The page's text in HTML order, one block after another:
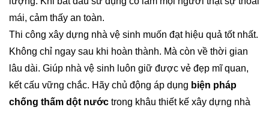
mái, cảm thấy an toàn.
Thi công xây dựng nhà vệ sinh muốn đạt hiệu quả tốt nhất.
Không chỉ ngay sau khi hoàn thành. Mà còn về thời gian
lâu dài. Giúp nhà vệ sinh luôn giữ được vẻ đẹp mĩ quan,
kết cấu vững chắc. Hãy chủ động áp dụng biện pháp
chống thấm dột nước trong khâu thiết kế xây dựng nhà